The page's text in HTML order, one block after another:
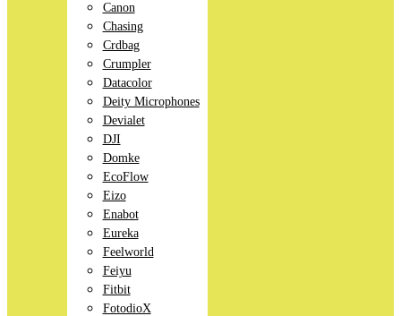
Canon
Chasing
Crdbag
Crumpler
Datacolor
Deity Microphones
Devialet
DJI
Domke
EcoFlow
Eizo
Enabot
Eureka
Feelworld
Feiyu
Fitbit
FotodioX